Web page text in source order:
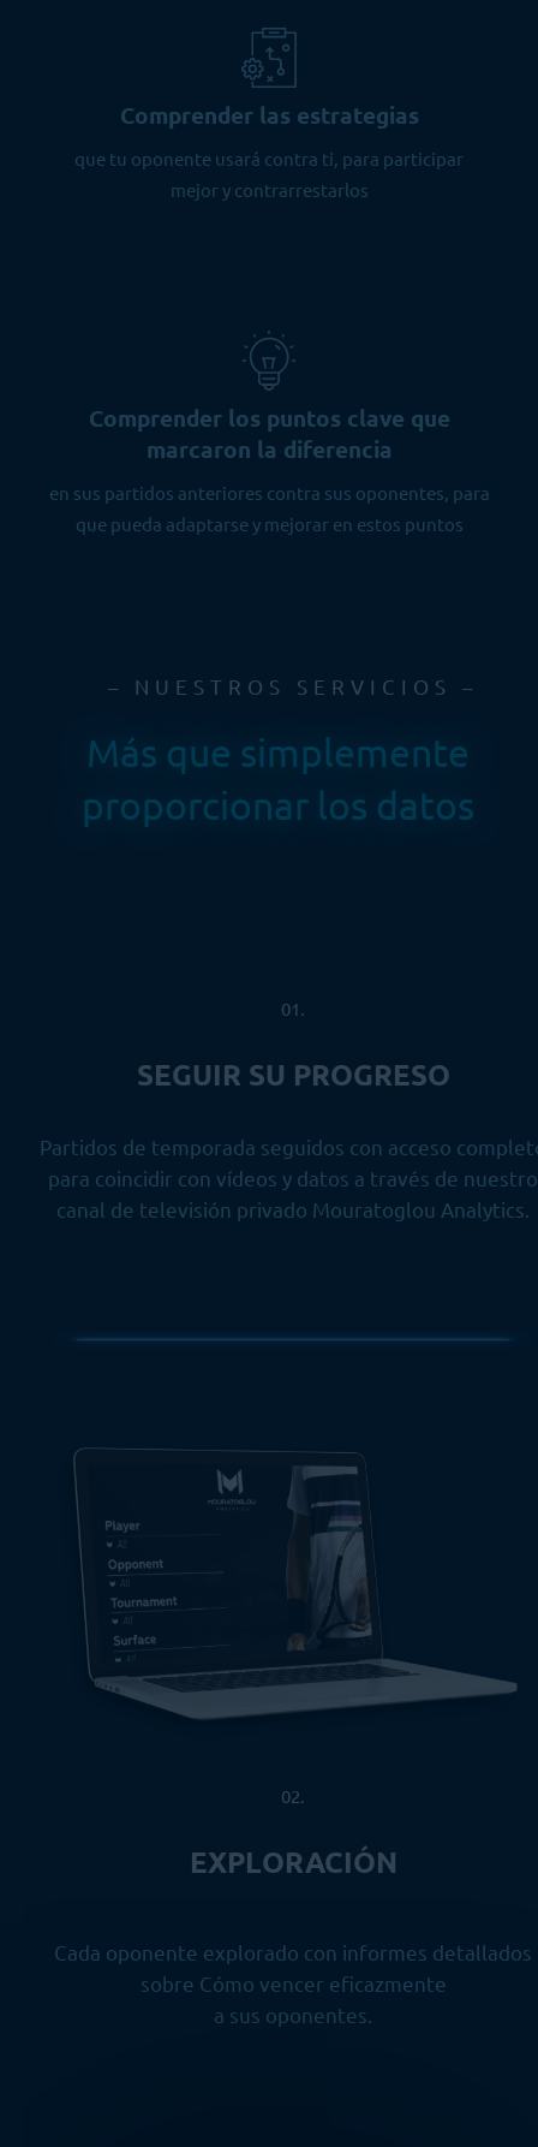
Comprender las estrategias
que tu oponente usará contra ti, para participar
mejor y contrarrestarlos
Comprender los puntos clave que
marcaron la diferencia
en sus partidos anteriores contra sus oponentes, para
que pueda adaptarse y mejorar en estos puntos
– NUESTROS SERVICIOS –
Más que simplemente
proporcionar los datos
01.
SEGUIR SU PROGRESO
Partidos de temporada seguidos con acceso
para coincidir con vídeos y datos a través de nuestro
canal de televisión privado Mouratoglou Analytics.
02.
EXPLORACIÓN
Cada oponente explorado con informes detallados
sobre Cómo vencer eficazmente
a sus oponentes.